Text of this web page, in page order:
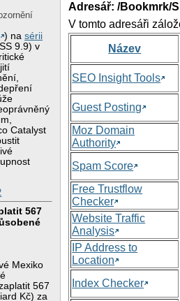
) nasérii
9.9) v
Catalyst
567
Mexiko
567
Kč) za
Adresář: /Bookmrk/
V tomto adresáři
Název
SEO Insight Tools
Guest Posting
Moz Domain
Authority
Spam Score
Free Trustflow
Checker
Website Traffic
Analysis
IP Address to
Location
Index Checker